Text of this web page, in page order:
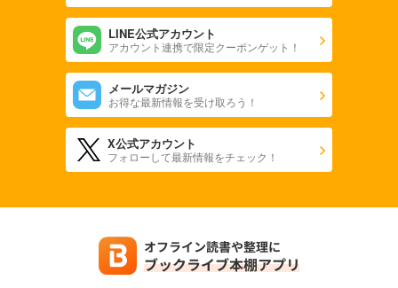
LINE公式アカウント
アカウント連携で限定クーポンゲット！
メールマガジン
お得な最新情報を受け取ろう！
X公式アカウント
フォローして最新情報をチェック！